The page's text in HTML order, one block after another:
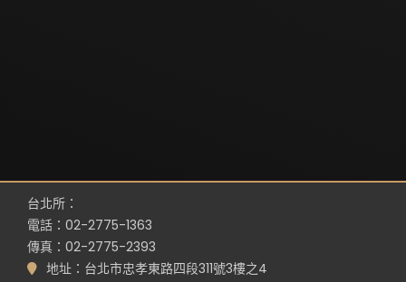
台北所：
電話：02-2775-1363
傳真：02-2775-2393
地址：台北市忠孝東路四段311號3樓之4